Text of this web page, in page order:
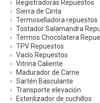
Registradoras Repuestos
Sierra de Cinta
Termoselladora repuestos
Tostador Salamandra
Termos Chocolatera
TPV Repuestos
Vacío Repuestos
Vitrina Caliente
Madurador de Carne
Sartén Basculante
Transporte elevación
Esterilizador de cuchillos